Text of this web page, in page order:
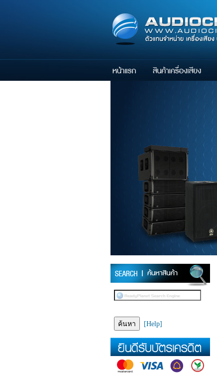
[Help]